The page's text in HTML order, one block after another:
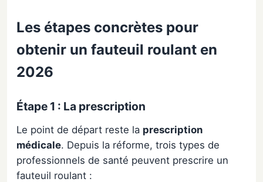
Les étapes concrètes pour
obtenir un fauteuil roulant en
2026
Étape 1 : La prescription
Le point de départ reste la prescription
médicale. Depuis la réforme, trois types de
professionnels de santé peuvent prescrire un
fauteuil roulant :